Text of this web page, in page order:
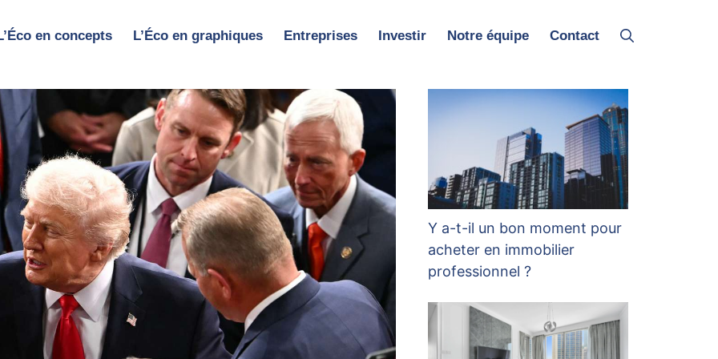
en concepts L’Éco en graphiques Entreprises Investir Notre équipe Contact
Y a-t-il un bon moment pour
acheter en immobilier
professionnel ?